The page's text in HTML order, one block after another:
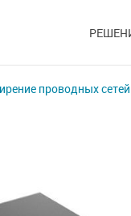
проводных сетей